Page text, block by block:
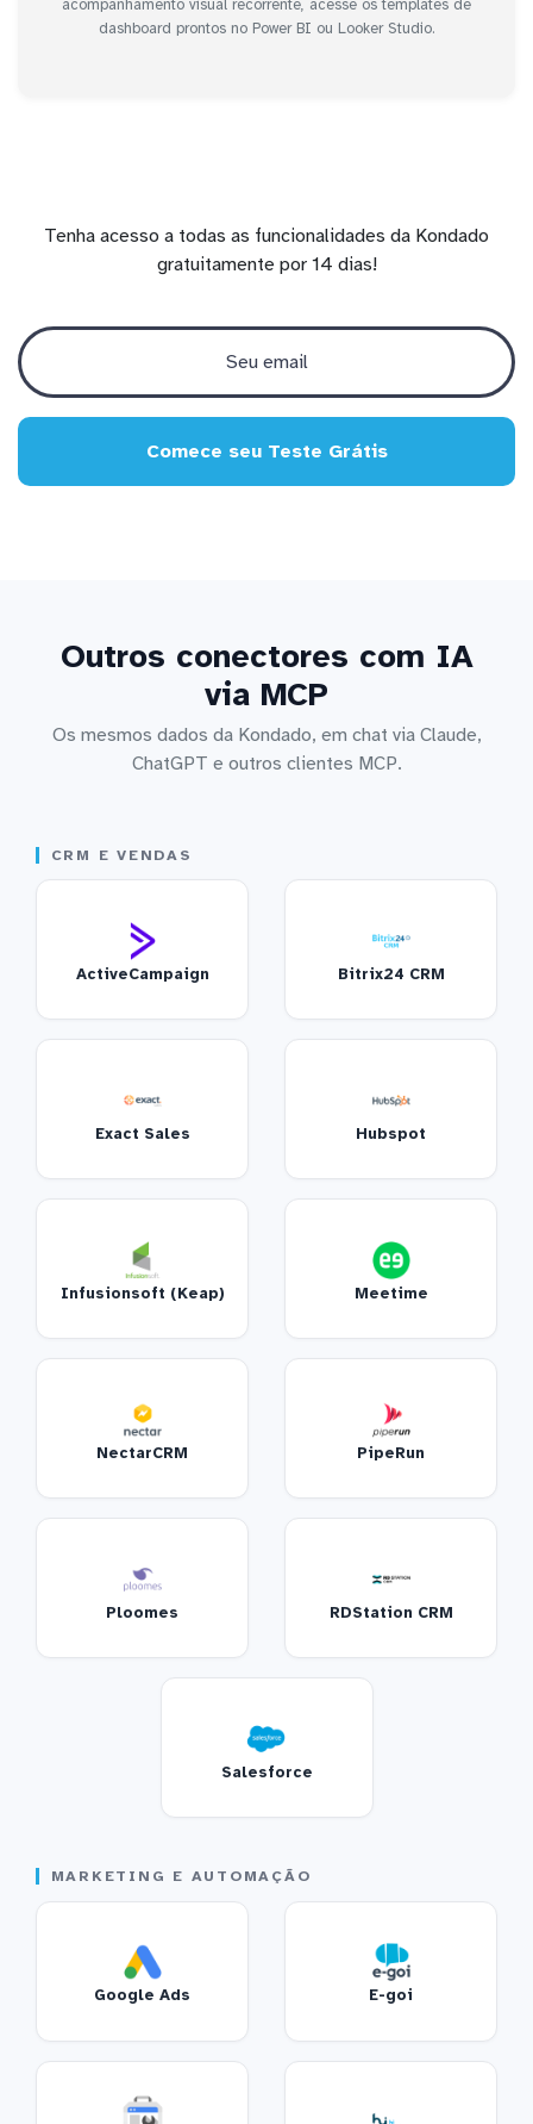
acompanhamento visual recorrente, acesse os templates de
dashboard prontos no Power BI ou Looker Studio.
Tenha acesso a todas as funcionalidades da Kondado
gratuitamente por 14 dias!
Comece seu Teste Grátis
Outros conectores com IA
via MCP
Os mesmos dados da Kondado, em chat via Claude,
ChatGPT e outros clientes MCP.
CRM E VENDAS
ActiveCampaign Bitrix24 CRM
Exact Sales Hubspot
Infusionsoft (Keap) Meetime
NectarCRM PipeRun
Ploomes RDStation CRM
Salesforce
MARKETING E AUTOMAÇÃO
Google Ads E-goi